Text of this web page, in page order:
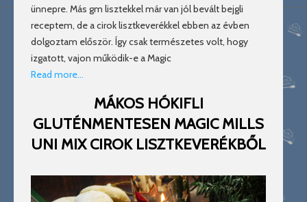
ünnepre. Más gm lisztekkel már van jól bevált bejgli
receptem, de a cirok lisztkeverékkel ebben az évben
dolgoztam először. Így csak természetes volt, hogy
izgatott, vajon működik-e a Magic
Read more…
MÁKOS HÓKIFLI
GLUTÉNMENTESEN MAGIC MILLS
UNI MIX CIROK LISZTKEVERÉKBŐL